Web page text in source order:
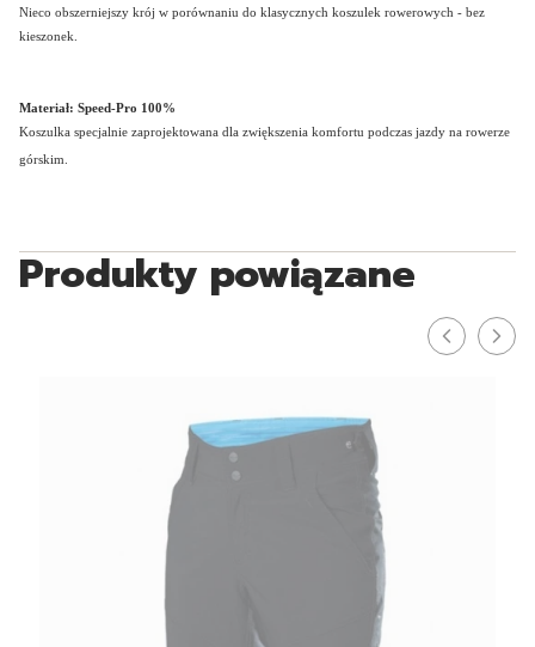
Nieco obszerniejszy krój w porównaniu do klasycznych koszulek rowerowych - bez
kieszonek.
Materiał: Speed-Pro 100%
Koszulka specjalnie zaprojektowana dla zwiększenia komfortu podczas jazdy na rowerze
górskim.
Produkty powiązane